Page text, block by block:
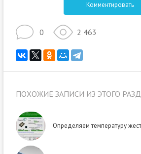
Комментировать
0 2 463
ПОХОЖИЕ ЗАПИСИ ИЗ ЭТОГО
Определяем температуру